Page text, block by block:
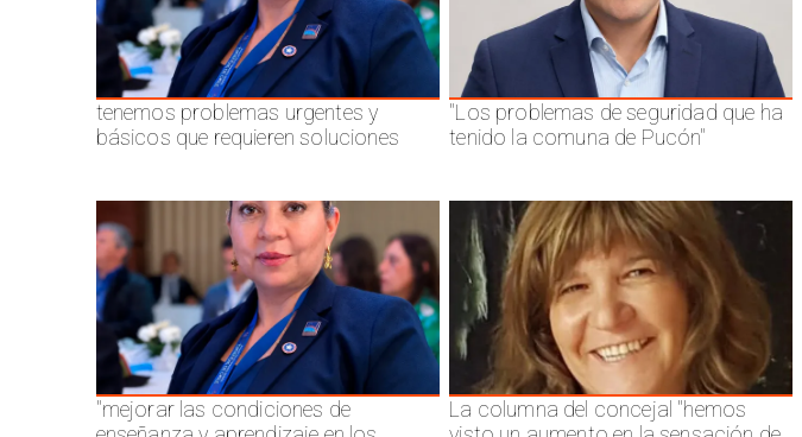
tenemos problemas urgentes y
básicos que requieren soluciones
"Los problemas de seguridad que ha
tenido la comuna de Pucón"
"mejorar las condiciones de
La columna del concejal "hemos